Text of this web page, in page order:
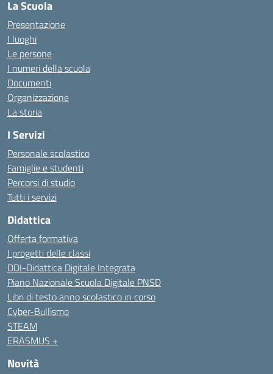
La Scuola
Presentazione
I luoghi
Le persone
I numeri della scuola
Documenti
Organizzazione
La storia
I Servizi
Personale scolastico
Famiglie e studenti
Percorsi di studio
Tutti i servizi
Didattica
Offerta formativa
I progetti delle classi
DDI-Didattica Digitale Integrata
Piano Nazionale Scuola Digitale PNSD
Libri di testo anno scolastico in corso
Cyber-Bullismo
STEAM
ERASMUS +
Novità